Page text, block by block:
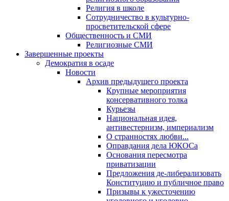
Религия в школе
Сотрудничество в культурно-
просветительской сфере
Общественность и СМИ
Религиозные СМИ
Завершенные проекты
Демократия в осаде
Новости
Архив предыдущего проекта
Крупные мероприятия
консервативного толка
Курьезы
Национальная идея,
антивестернизм, империализм
О странностях любви...
Оправдания дела ЮКОСа
Основания пересмотра
приватизации
Предложения де-либерализовать
Конституцию и публичное право
Призывы к ужесточению